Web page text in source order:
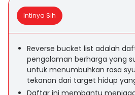
Intinya Sih
Reverse bucket list adalah
pengalaman berharga yang
untuk menumbuhkan rasa
tekanan dari target hidup
Daftar ini membantu